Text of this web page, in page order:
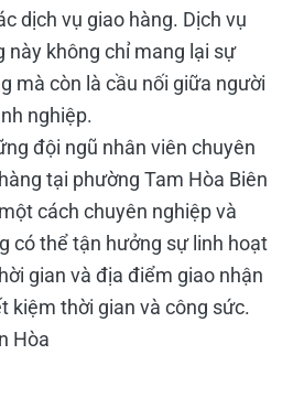
dịch vụ giao hàng. Dịch vụ
này không chỉ mang lại sự
mà còn là cầu nối giữa người
nghiệp.
đội ngũ nhân viên chuyên
tại phường Tam Hòa Biên
cách chuyên nghiệp và
có thể tận hưởng sự linh hoạt
gian và địa điểm giao nhận
kiệm thời gian và công sức.